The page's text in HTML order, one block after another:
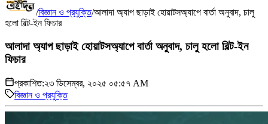
/বিজ্ঞান ও প্রযুক্তি/আলাদা অ্যাপ ছাড়াই হোয়াটসঅ্যাপে বার্তা অনুবাদ, চালু
হলো বিল্ট-ইন ফিচার
আলাদা অ্যাপ ছাড়াই হোয়াটসঅ্যাপে বার্তা অনুবাদ, চালু হলো বিল্ট-ইন
ফিচার
প্রকাশিত:২৩ ডিসেম্বর, ২০২৫ ০৫:৫৭ AM
বিজ্ঞান ও প্রযুক্তি